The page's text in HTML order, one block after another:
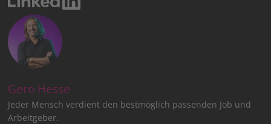
Gero Hesse
Jeder Mensch verdient den bestmöglich passenden Job und
Arbeitgeber.